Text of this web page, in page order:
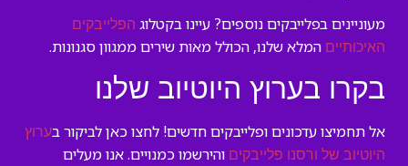
מעוניינים בפלייבקים נוספים? עיינו בקטלוג הפלייבקים
האיכותיים המלא שלנו, הכולל מאות שירים ממגוון סגנונות.
בקרו בערוץ היוטיוב שלנו
אל תחמיצו עדכונים ופלייבקים חדשים! לחצו כאן לביקור בערוץ
היוטיוב של ורסנו פלייבקים והירשמו כמנויים. אנו מעלים